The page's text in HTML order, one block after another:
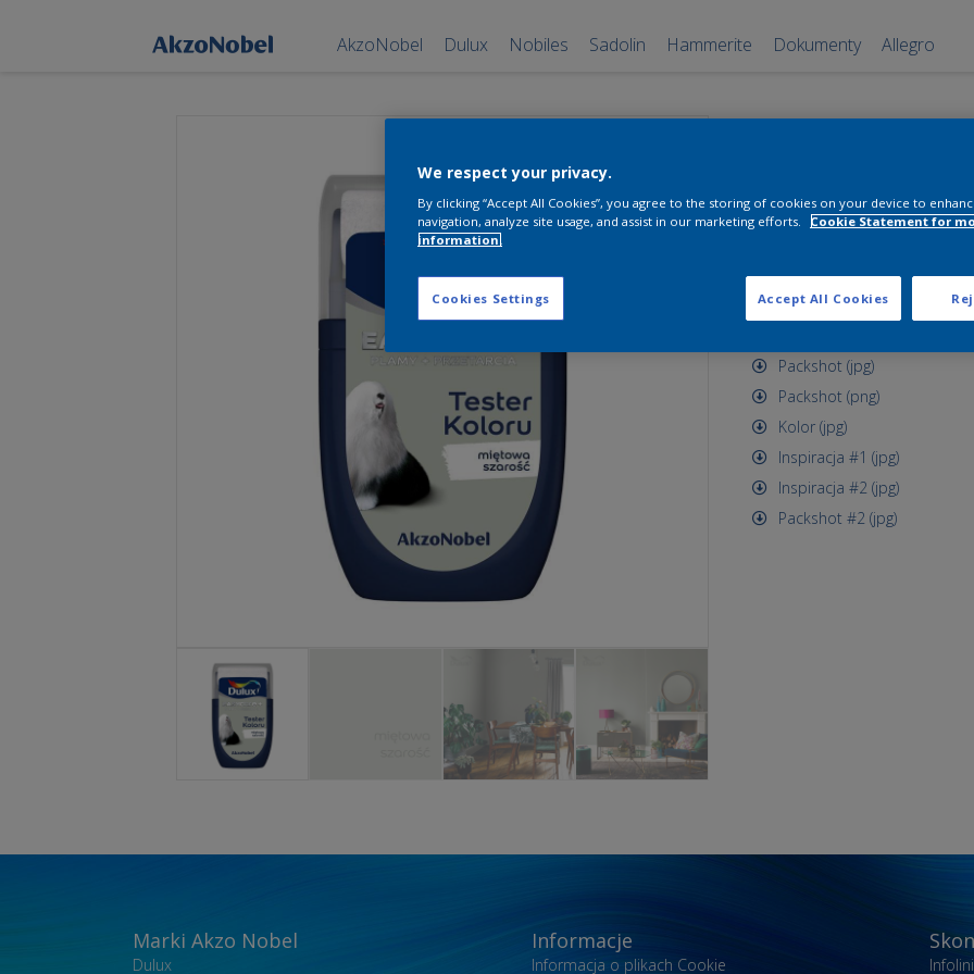
AkzoNobel Dulux Nobiles Sadolin Hammerite Dokumenty Allegro
miętowa
tester
miętowa szarość
Packshot (jpg)
Packshot (png)
Kolor (jpg)
Inspiracja #1 (jpg)
Inspiracja #2 (jpg)
Packshot #2 (jpg)
Marki Akzo Nobel
Dulux
Informacje
Informacja o plikach Cookie
We respect your privacy.
By clicking “Accept All Cookies”, you agree to the storing of cookies on your device to
navigation, analyze site usage, and assist in our marketing efforts.
Cookie Statement for
information.
Cookies Settings Accept All Cookies